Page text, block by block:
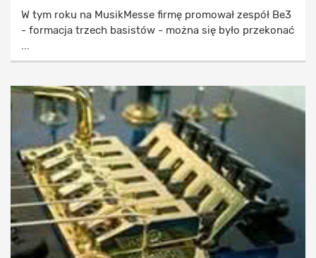
W tym roku na MusikMesse firmę promował zespół Be3
- formacja trzech basistów - można się było przekonać
...